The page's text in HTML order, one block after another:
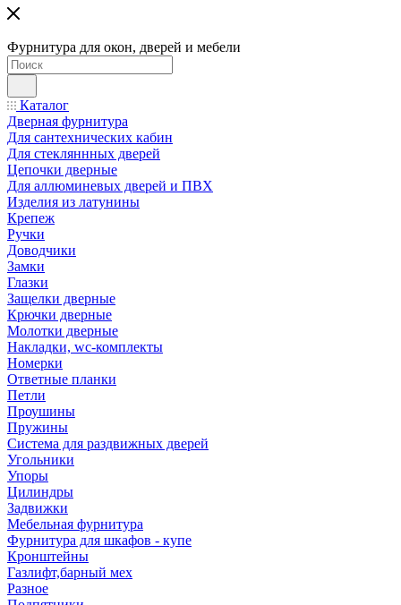
Фурнитура для окон, дверей и мебели
Каталог
Дверная фурнитура
Для сантехнических кабин
Для стекляннных дверей
Цепочки дверные
Для аллюминевых дверей и ПВХ
Изделия из латунины
Крепеж
Ручки
Доводчики
Замки
Глазки
Защелки дверные
Крючки дверные
Молотки дверные
Накладки, wc-комплекты
Номерки
Ответные планки
Петли
Проушины
Пружины
Система для раздвижных дверей
Угольники
Упоры
Цилиндры
Задвижки
Мебельная фурнитура
Фурнитура для шкафов - купе
Кронштейны
Газлифт,барный мех
Разное